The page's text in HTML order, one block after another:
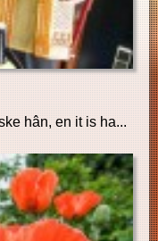
hân, en it is ha...